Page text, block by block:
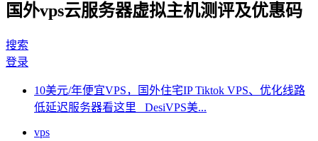
国外vps云服务器虚拟主机测评及优惠码
搜索
登录
10美元/年便宜VPS，国外住宅IP Tiktok VPS、优化线路
低延迟服务器看这里 DesiVPS美...
vps